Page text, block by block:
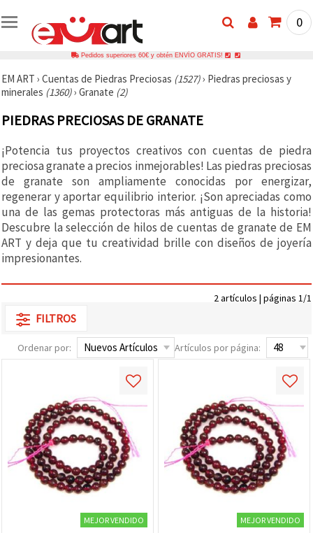
0
Pedidos superiores 60€ y obtén ENVÍO GRATIS!
EM ART › Cuentas de Piedras Preciosas (1527)› Piedras preciosas y
minerales (1360)› Granate (2)
PIEDRAS PRECIOSAS DE GRANATE
¡Potencia tus proyectos creativos con cuentas de piedra
preciosa granate a precios inmejorables! Las piedras preciosas
de granate son ampliamente conocidas por energizar,
regenerar y aportar equilibrio interior. ¡Son apreciadas como
una de las gemas protectoras más antiguas de la historia!
Descubre la selección de hilos de cuentas de granate de EM
ART y deja que tu creatividad brille con diseños de joyería
impresionantes.
2 artículos | páginas 1/1
FILTROS
Ordenar por: Artículos por página:
MEJOR VENDIDO MEJOR VENDIDO